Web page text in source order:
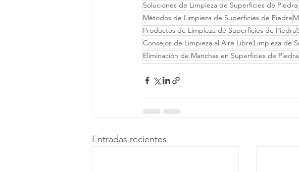
Soluciones de Limpieza de Superficies de Piedra
Métodos de Limpieza de Superficies de Piedra
Productos de Limpieza de Superficies de Piedra
Consejos de Limpieza al Aire Libre Limpieza de
Eliminación de Manchas en Superficies de Piedra
Entradas recientes